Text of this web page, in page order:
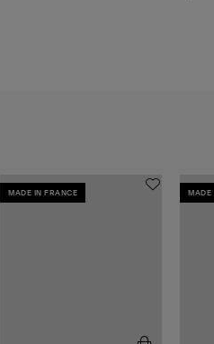
MADE IN FRANCE MADE